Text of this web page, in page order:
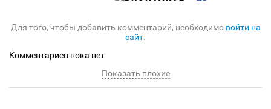
Для того, чтобы добавить комментарий, необходимо войти на
сайт.
Комментариев пока нет
Показать плохие